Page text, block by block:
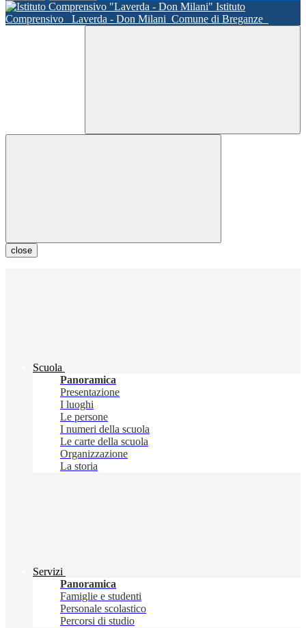
Istituto
Comprensivo
Laverda - Don Milani Comune di Breganze
close
Scuola
Panoramica
Presentazione
I luoghi
Le persone
I numeri della scuola
Le carte della scuola
Organizzazione
La storia
Servizi
Panoramica
Famiglie e studenti
Personale scolastico
Percorsi di studio